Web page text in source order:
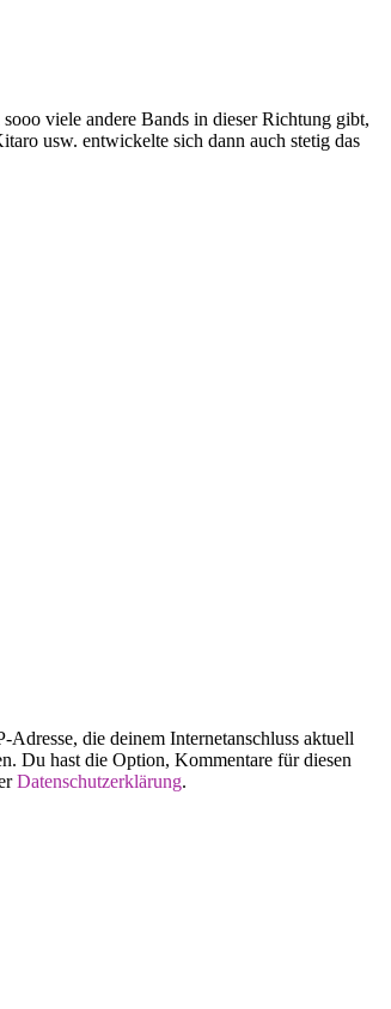
viele andere Bands in dieser Richtung gibt,
usw. entwickelte sich dann auch stetig das
die deinem Internetanschluss aktuell
Du hast die Option, Kommentare für diesen
Datenschutzerklärung.